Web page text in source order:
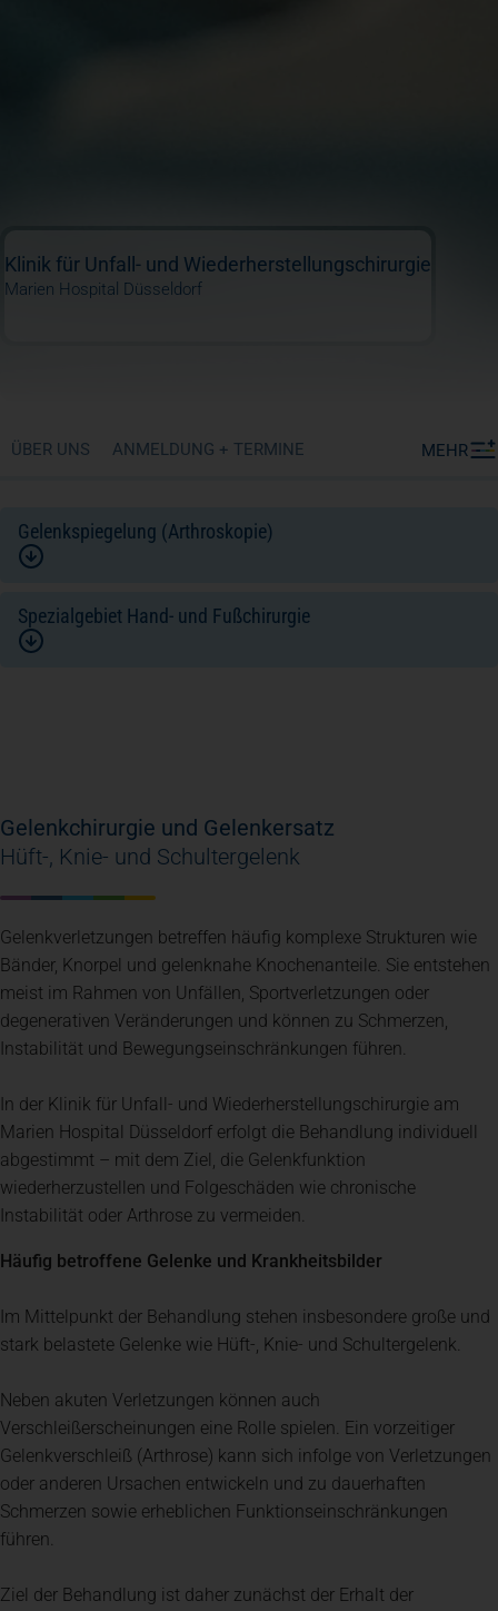
Klinik für Unfall- und Wiederherstellungschirurgie
Marien Hospital Düsseldorf
ÜBER UNS ANMELDUNG + TERMINE MEHR
Gelenkspiegelung (Arthroskopie)
Spezialgebiet Hand- und Fußchirurgie
Gelenkchirurgie und Gelenkersatz
Hüft-, Knie- und Schultergelenk
Gelenkverletzungen betreffen häufig komplexe Strukturen wie
Bänder, Knorpel und gelenknahe Knochenanteile. Sie entstehen
meist im Rahmen von Unfällen, Sportverletzungen oder
degenerativen Veränderungen und können zu Schmerzen,
Instabilität und Bewegungseinschränkungen führen.
In der Klinik für Unfall- und Wiederherstellungschirurgie am
Marien Hospital Düsseldorf erfolgt die Behandlung individuell
abgestimmt – mit dem Ziel, die Gelenkfunktion
wiederherzustellen und Folgeschäden wie chronische
Instabilität oder Arthrose zu vermeiden.
Häufig betroffene Gelenke und Krankheitsbilder
Im Mittelpunkt der Behandlung stehen insbesondere große und
stark belastete Gelenke wie Hüft-, Knie- und Schultergelenk.
Neben akuten Verletzungen können auch
Verschleißerscheinungen eine Rolle spielen. Ein vorzeitiger
Gelenkverschleiß (Arthrose) kann sich infolge von Verletzungen
oder anderen Ursachen entwickeln und zu dauerhaften
Schmerzen sowie erheblichen Funktionseinschränkungen
führen.
Ziel der Behandlung ist daher zunächst der Erhalt der